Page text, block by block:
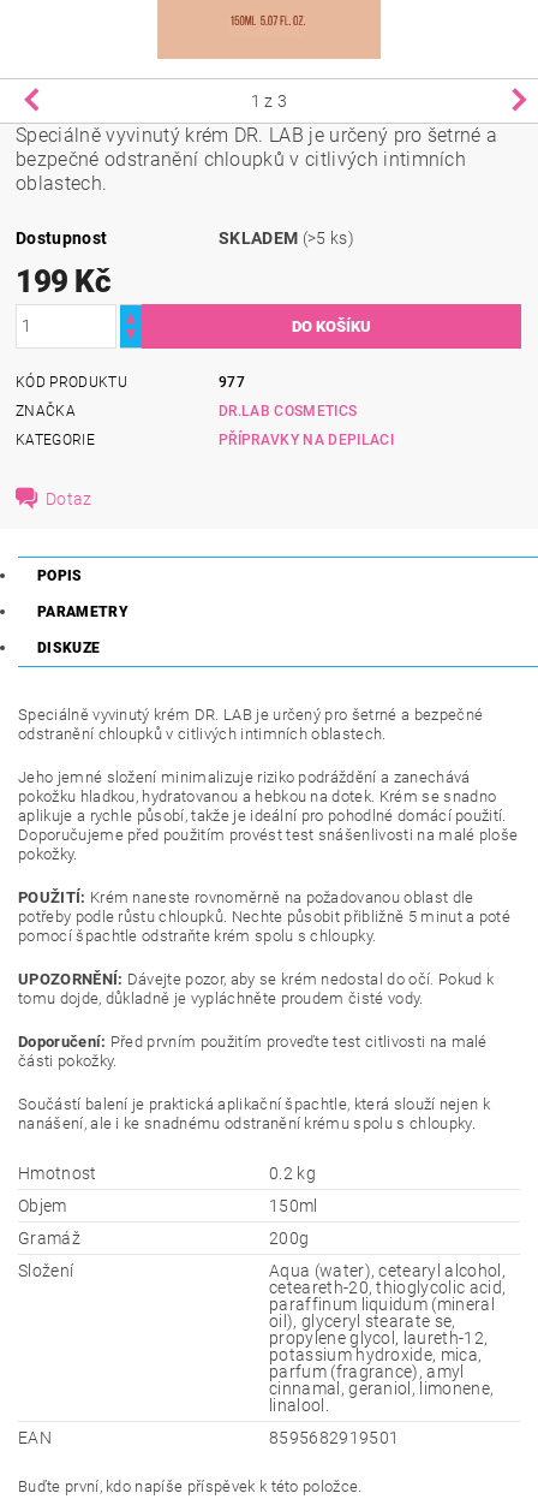
1 z 3
Speciálně vyvinutý krém DR. LAB je určený pro šetrné a
bezpečné odstranění chloupků v citlivých intimních
oblastech.
Dostupnost SKLADEM (>5 ks)
199 Kč
KÓD PRODUKTU
977
ZNAČKA
DR.LAB COSMETICS
KATEGORIE
PŘÍPRAVKY NA DEPILACI
Dotaz
POPIS
PARAMETRY
DISKUZE
Speciálně vyvinutý krém DR. LAB je určený pro šetrné a bezpečné
odstranění chloupků v citlivých intimních oblastech.
Jeho jemné složení minimalizuje riziko podráždění a zanechává
pokožku hladkou, hydratovanou a hebkou na dotek. Krém se snadno
aplikuje a rychle působí, takže je ideální pro pohodlné domácí použití.
Doporučujeme před použitím provést test snášenlivosti na malé ploše
pokožky.
POUŽITÍ: Krém naneste rovnoměrně na požadovanou oblast dle
potřeby podle růstu chloupků. Nechte působit přibližně 5 minut a poté
pomocí špachtle odstraňte krém spolu s chloupky.
UPOZORNĚNÍ: Dávejte pozor, aby se krém nedostal do očí. Pokud k
tomu dojde, důkladně je vypláchněte proudem čisté vody.
Doporučení: Před prvním použitím proveďte test citlivosti na malé
části pokožky.
Součástí balení je praktická aplikační špachtle, která slouží nejen k
nanášení, ale i ke snadnému odstranění krému spolu s chloupky.
Hmotnost
0.2 kg
Objem
150ml
Gramáž
200g
Složení
Aqua (water), cetearyl alcohol,
ceteareth-20, thioglycolic acid,
paraffinum liquidum (mineral
oil), glyceryl stearate se,
propylene glycol, laureth-12,
potassium hydroxide, mica,
parfum (fragrance), amyl
cinnamal, geraniol, limonene,
linalool.
EAN
8595682919501
Buďte první, kdo napíše příspěvek k této položce.